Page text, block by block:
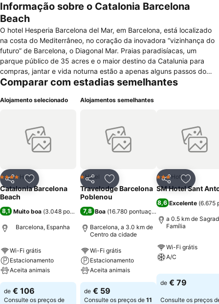
Informação sobre o Catalonia Barcelona
Beach
O hotel Hesperia Barcelona del Mar, em Barcelona, está localizado
na costa do Mediterrâneo, no coração da inovadora “vizinhança do
futuro” de Barcelona, o Diagonal Mar. Praias paradisíacas, um
parque público de 35 acres e o maior destino da Catalunia para
compras, jantar e vida noturna estão a apenas alguns passos do
hotel. ôTodos os quartos oferecem design contemporâneo,
de luxo e banheiros de mármore espaçosos.
Comparar com estadias semelhantes
Alojamento selecionado
PartilharAdicionar aos favoritos
4 EstrelasHotel
Catalonia Barcelona
Beach
8,1 Muito boa (3.048 pontuações)
Barcelona, Espanha
Wi-Fi grátis
Estacionamento
Aceita animais
de € 106
Consulte os preços de
Alojamentos semelhantes
PartilharAdicionar aos favoritos
1 Estrelas
Hotel
Travelodge Barcelona
Poblenou
7,8 Boa (16.780 pontuações
Barcelona, a 3.0 km de
Centro da cidade
Wi-Fi grátis
Estacionamento
Aceita animais
de € 59
Consulte os preços de 11
Partilhar
3 Estrelas
Hotel
SM Hotel Sant
8,6 Excelente (6.675
a 0.5 km de
Família
Wi-Fi grátis
A/C
de € 79
Consulte os preços